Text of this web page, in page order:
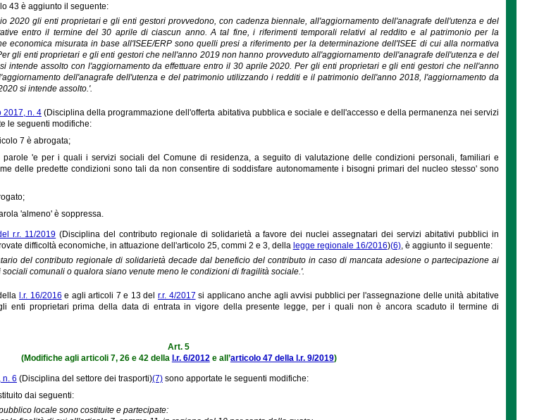
43 è aggiunto il seguente:
2020 gli enti proprietari e gli enti gestori provvedono, con cadenza biennale, all'aggiornamento dell'anagrafe dell'utenza e del
entro il termine del 30 aprile di ciascun anno. A tal fine, i riferimenti temporali relativi al reddito e al patrimonio per la
economica misurata in base all'ISEE/ERP sono quelli presi a riferimento per la determinazione dell'ISEE di cui alla normativa
gli enti proprietari e gli enti gestori che nell'anno 2019 non hanno provveduto all'aggiornamento dell'anagrafe dell'utenza e del
intende assolto con l'aggiornamento da effettuare entro il 30 aprile 2020. Per gli enti proprietari e gli enti gestori che nell'anno
dell'anagrafe dell'utenza e del patrimonio utilizzando i redditi e il patrimonio dell'anno 2018, l'aggiornamento da
si intende assolto.'.
2017, n. 4(Disciplina della programmazione dell'offerta abitativa pubblica e sociale e dell'accesso e della permanenza nei servizi
le seguenti modifiche:
7 è abrogata;
'e per i quali i servizi sociali del Comune di residenza, a seguito di valutazione delle condizioni personali, familiari e
delle predette condizioni sono tali da non consentire di soddisfare autonomamente i bisogni primari del nucleo stesso' sono
'almeno' è soppressa.
r.r. 11/2019 (Disciplina del contributo regionale di solidarietà a favore dei nuclei assegnatari dei servizi abitativi pubblici in
difficoltà economiche, in attuazione dell'articolo 25, commi 2 e 3, della legge regionale 16/2016)(6), è aggiunto il seguente:
del contributo regionale di solidarietà decade dal beneficio del contributo in caso di mancata adesione o partecipazione ai
comunali o qualora siano venute meno le condizioni di fragilità sociale.'.
l.r. 16/2016 e agli articoli 7 e 13 delr.r. 4/2017 si applicano anche agli avvisi pubblici per l'assegnazione delle unità abitative
enti proprietari prima della data di entrata in vigore della presente legge, per i quali non è ancora scaduto il termine di
Art. 5
(Modifiche agli articoli 7, 26 e 42 della l.r. 6/2012e all’articolo 47 della l.r. 9/2019)
n. 6 (Disciplina del settore dei trasporti)(7) sono apportate le seguenti modifiche:
dai seguenti:
locale sono costituite e partecipate: